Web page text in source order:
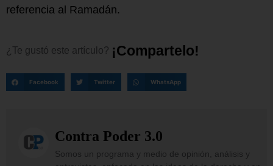
referencia al Ramadán.
¿Te gustó este artículo? ¡Comparte o!
Facebook Twitter WhatsApp
Contra Poder 3.0
Somos un programa y medio de opinión, análisis y